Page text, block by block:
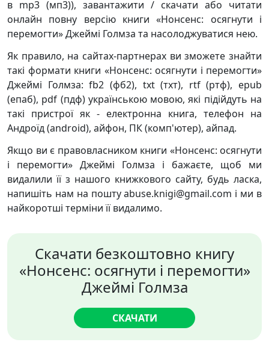
в mp3 (мп3)), завантажити / скачати або читати
онлайн повну версію книги «Нонсенс: осягнути і
перемогти» Джеймі Голмза та насолоджуватися нею.
Як правило, на сайтах-партнерах ви зможете знайти
такі формати книги «Нонсенс: осягнути і перемогти»
Джеймі Голмза: fb2 (фб2), txt (тхт), rtf (ртф), epub
(епаб), pdf (пдф) українською мовою, які підійдуть на
такі пристрої як - електронна книга, телефон на
Андроїд (android), айфон, ПК (комп'ютер), айпад.
Якщо ви є правовласником книги «Нонсенс: осягнути
і перемогти» Джеймі Голмза і бажаєте, щоб ми
видалили її з нашого книжкового сайту, будь ласка,
напишіть нам на пошту abuse.knigi@gmail.com і ми в
найкоротші терміни її видалимо.
Скачати безкоштовно книгу
«Нонсенс: осягнути і перемогти»
Джеймі Голмза
СКАЧАТИ